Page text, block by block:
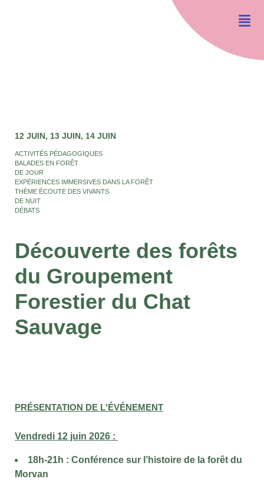
12 JUIN 13 JUIN 14 JUIN
ACTIVITÉS PÉDAGOGIQUES
BALADES EN FORÊT
DE JOUR
EXPÉRIENCES IMMERSIVES DANS LA FORÊT
THÈME ÉCOUTE DES VIVANTS
DE NUIT
DÉBATS
Découverte des forêts
du Groupement
Forestier du Chat
Sauvage
PRÉSENTATION DE L'ÉVÉNEMENT
Vendredi 12 juin 2026 :
18h-21h : Conférence sur l’histoire de la forêt du
Morvan